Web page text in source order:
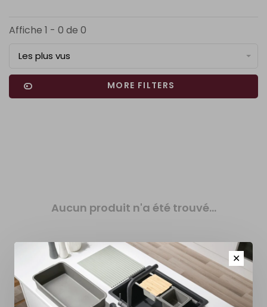
Affiche 1 - 0 de 0
Les plus vus
MORE FILTERS
Aucun produit n'a été trouvé...
✕